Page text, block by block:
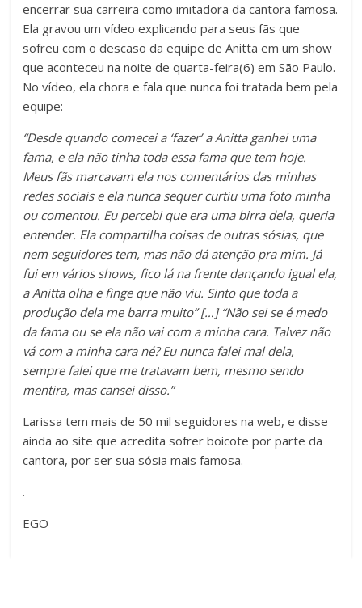
encerrar sua carreira como imitadora da cantora famosa.
Ela gravou um vídeo explicando para seus fãs que
sofreu com o descaso da equipe de Anitta em um show
que aconteceu na noite de quarta-feira(6) em São Paulo.
No vídeo, ela chora e fala que nunca foi tratada bem pela
equipe:
“Desde quando comecei a ‘fazer’ a Anitta ganhei uma
fama, e ela não tinha toda essa fama que tem hoje.
Meus fãs marcavam ela nos comentários das minhas
redes sociais e ela nunca sequer curtiu uma foto minha
ou comentou. Eu percebi que era uma birra dela, queria
entender. Ela compartilha coisas de outras sósias, que
nem seguidores tem, mas não dá atenção pra mim. Já
fui em vários shows, fico lá na frente dançando igual ela,
a Anitta olha e finge que não viu. Sinto que toda a
produção dela me barra muito” […] “Não sei se é medo
da fama ou se ela não vai com a minha cara. Talvez não
vá com a minha cara né? Eu nunca falei mal dela,
sempre falei que me tratavam bem, mesmo sendo
mentira, mas cansei disso.”
Larissa tem mais de 50 mil seguidores na web, e disse
ainda ao site que acredita sofrer boicote por parte da
cantora, por ser sua sósia mais famosa.
.
EGO